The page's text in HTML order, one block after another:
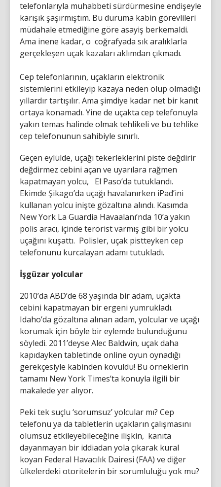
telefonlarıyla muhabbeti sürdürmesine endişeyle
karışık şaşırmıştım. Bu duruma kabin görevlileri
müdahale etmediğine göre asayiş berkemaldi.
Ama inene kadar, o coğrafyada sık aralıklarla
gerçekleşen uçak kazaları aklımdan çıkmadı.
Cep telefonlarının, uçakların elektronik
sistemlerini etkileyip kazaya neden olup olmadığı
yıllardır tartışılır. Ama şimdiye kadar net bir kanıt
ortaya konamadı. Yine de uçakta cep telefonuyla
yakın temas halinde olmak tehlikeli ve bu tehlike
cep telefonunun sahibiyle sınırlı.
Geçen eylülde, uçağı tekerleklerini piste değdirir
değdirmez cebini açan ve uyarılara rağmen
kapatmayan yolcu, El Paso’da tutuklandı.
Ekimde Şikago’da uçağı havalanırken iPad’ini
kullanan yolcu inişte gözaltına alındı. Kasımda
New York La Guardia Havaalanı’nda 10’a yakın
polis aracı, içinde terörist varmış gibi bir yolcu
uçağını kuşattı. Polisler, uçak pistteyken cep
telefonunu kurcalayan adamı tutukladı.
İşgüzar yolcular
2010’da ABD’de 68 yaşında bir adam, uçakta
cebini kapatmayan bir ergeni yumrukladı.
Idaho’da gözaltına alınan adam, yolcular ve uçağı
korumak için böyle bir eylemde bulunduğunu
söyledi. 2011’deyse Alec Baldwin, uçak daha
kapıdayken tabletinde online oyun oynadığı
gerekçesiyle kabinden kovuldu! Bu örneklerin
tamamı New York Times’ta konuyla ilgili bir
makalede yer alıyor.
Peki tek suçlu ‘sorumsuz’ yolcular mı? Cep
telefonu ya da tabletlerin uçakların çalışmasını
olumsuz etkileyebileceğine ilişkin, kanıta
dayanmayan bir iddiadan yola çıkarak kural
koyan Federal Havacılık Dairesi (FAA) ve diğer
ülkelerdeki otoritelerin bir sorumluluğu yok mu?